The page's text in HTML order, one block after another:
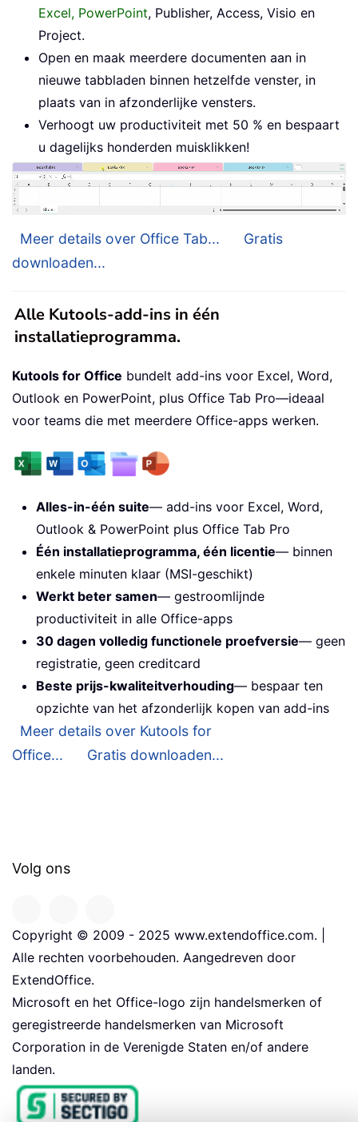
Excel, PowerPoint, Publisher, Access, Visio en
Project.
Open en maak meerdere documenten aan in
nieuwe tabbladen binnen hetzelfde venster, in
plaats van in afzonderlijke vensters.
Verhoogt uw productiviteit met 50 % en bespaart
u dagelijks honderden muisklikken!
Meer details over Office Tab...
Gratis
downloaden...
Alle Kutools-add-ins in één
installatieprogramma.
Kutools for Office bundelt add-ins voor Excel, Word,
Outlook en PowerPoint, plus Office Tab Pro—ideaal
voor teams die met meerdere Office-apps werken.
Alles-in-één suite— add-ins voor Excel, Word,
Outlook & PowerPoint plus Office Tab Pro
Één installatieprogramma, één licentie— binnen
enkele minuten klaar (MSI-geschikt)
Werkt beter samen— gestroomlijnde
productiviteit in alle Office-apps
30 dagen volledig functionele proefversie— geen
registratie, geen creditcard
Beste prijs-kwaliteitverhouding— bespaar ten
opzichte van het afzonderlijk kopen van add-ins
Meer details over Kutools for
Office...
Gratis downloaden...
Volg ons
Copyright © 2009 - 2025 www.extendoffice.com. |
Alle rechten voorbehouden. Aangedreven door
ExtendOffice.
Microsoft en het Office-logo zijn handelsmerken of
geregistreerde handelsmerken van Microsoft
Corporation in de Verenigde Staten en/of andere
landen.